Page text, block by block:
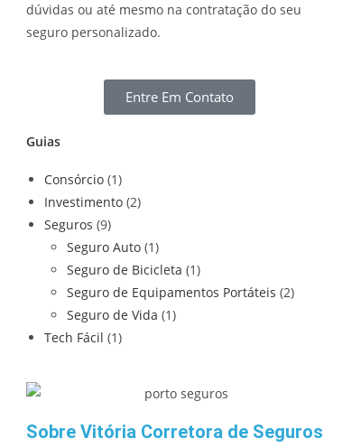
dúvidas ou até mesmo na contratação do seu
seguro personalizado.
Entre Em Contato
Guias
Consórcio (1)
Investimento (2)
Seguros (9)
Seguro Auto (1)
Seguro de Bicicleta (1)
Seguro de Equipamentos Portáteis (2)
Seguro de Vida (1)
Tech Fácil (1)
Sobre Vitória Corretora de Seguros